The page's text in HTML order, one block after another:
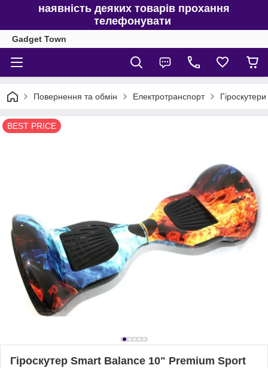
наявність деяких товарів прохання
телефонувати
Gadget Town
Повернення та обмін Електротранспорт Гіроскутери
BEST PRICE
Гіроскутер Smart Balance 10" Premium Sport